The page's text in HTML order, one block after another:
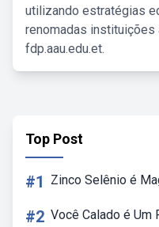
utilizando estratégias
renomadas
fdp.aau.edu.et.
Top Post
#1 Zinco Selênio é
#2 Você Calado é Um